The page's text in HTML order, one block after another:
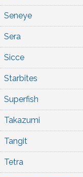
Seneye
Sera
Sicce
Starbites
Superfish
Takazumi
Tangit
Tetra